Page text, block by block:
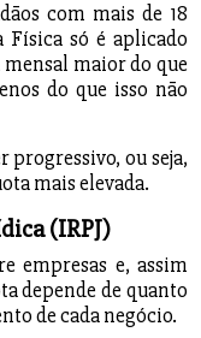
com mais de 18
Física só é aplicado
mensal maior do que
do que isso não
progressivo, ou seja,
mais elevada.
(IRPJ)
empresas e, assim
depende de quanto
de cada negócio.